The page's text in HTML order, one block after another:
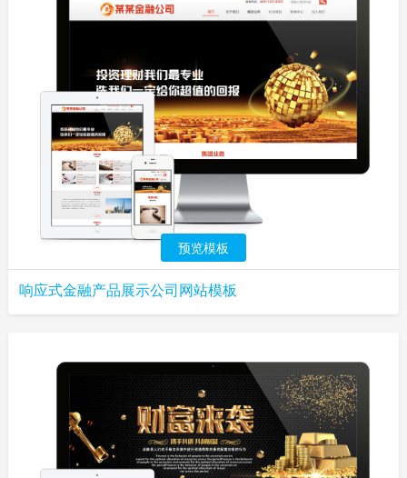
预览模板
响应式金融产品展示公司网站模板